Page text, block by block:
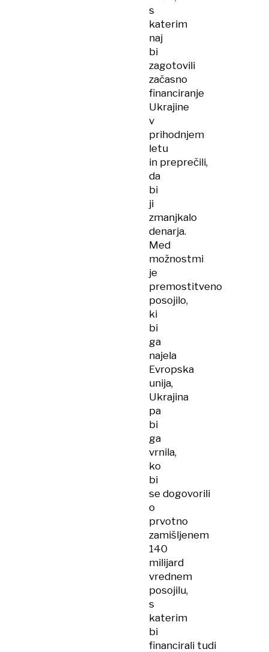
s
katerim
naj
bi
zagotovili
začasno
financiranje
Ukrajine
v
prihodnjem
letu
in preprečili,
da
bi
ji
zmanjkalo
denarja.
Med
možnostmi
je
premostitveno
posojilo,
ki
bi
ga
najela
Evropska
unija,
Ukrajina
pa
bi
ga
vrnila,
ko
bi
se dogovorili
o
prvotno
zamišljenem
140
milijard
vrednem
posojilu,
s
katerim
bi
financirali tudi